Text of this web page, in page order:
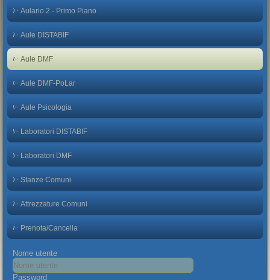
Aulario 2 - Primo Piano
Aule DISTABIF
Aule DMF
Aule DMF-PoLar
Aule Psicologia
Laboratori DISTABIF
Laboratori DMF
Stanze Comuni
Attrezzature Comuni
Prenota/Cancella
Nome utente
Password